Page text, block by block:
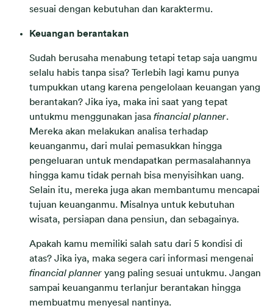
sesuai dengan kebutuhan dan karaktermu.
Keuangan berantakan
Sudah berusaha menabung tetapi tetap saja uangmu
selalu habis tanpa sisa? Terlebih lagi kamu punya
tumpukkan utang karena pengelolaan keuangan yang
berantakan? Jika iya, maka ini saat yang tepat
untukmu menggunakan jasa financial planner.
Mereka akan melakukan analisa terhadap
keuanganmu, dari mulai pemasukkan hingga
pengeluaran untuk mendapatkan permasalahannya
hingga kamu tidak pernah bisa menyisihkan uang.
Selain itu, mereka juga akan membantumu mencapai
tujuan keuanganmu. Misalnya untuk kebutuhan
wisata, persiapan dana pensiun, dan sebagainya.
Apakah kamu memiliki salah satu dari 5 kondisi di
atas? Jika iya, maka segera cari informasi mengenai
financial planner yang paling sesuai untukmu. Jangan
sampai keuanganmu terlanjur berantakan hingga
membuatmu menyesal nantinya.